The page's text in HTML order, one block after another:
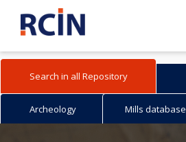
Search in all Repository
Archeology Mills database